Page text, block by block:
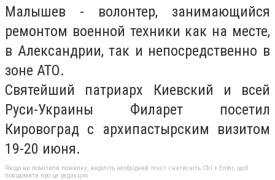
Малышев - волонтер, занимающийся
ремонтом военной техники как на месте,
в Александрии, так и непосредственно в
зоне АТО.
Святейший патриарх Киевский и всей
Руси-Украины Филарет посетил
Кировоград с архипастырским визитом
19-20 июня.
Якщо ви помітили помилку, виділіть необхідний текст і натисніть Ctrl + Enter, щоб
повідомити про це редакцію